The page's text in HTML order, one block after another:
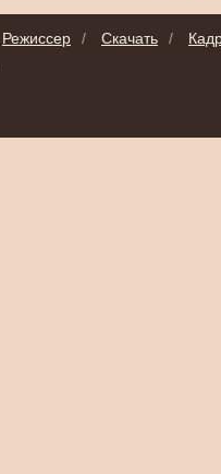
Режиссер / Скачать /